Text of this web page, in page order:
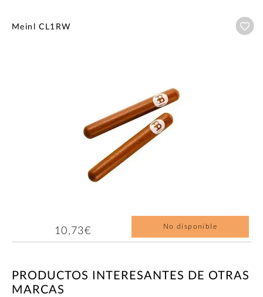
Meinl CL1RW
10,73€ No disponible
PRODUCTOS INTERESANTES DE OTRAS
MARCAS